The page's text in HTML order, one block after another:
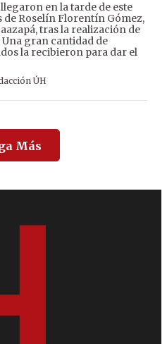
en la tarde de este
Roselín Florentín Gómez,
tras la realización de
gran cantidad de
la recibieron para dar el
ÚH
Más